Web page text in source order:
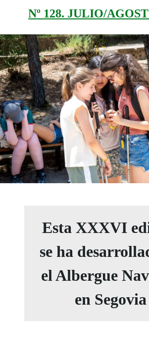
Nº 128. JULIO/
Esta XXXVI
se ha
el Albergue
en Segovia